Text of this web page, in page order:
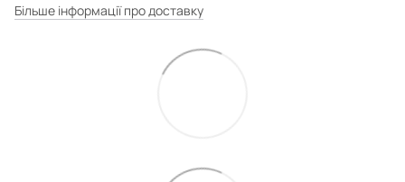
Більше інформації про доставку